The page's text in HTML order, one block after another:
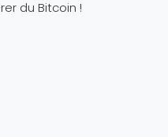
du Bitcoin !